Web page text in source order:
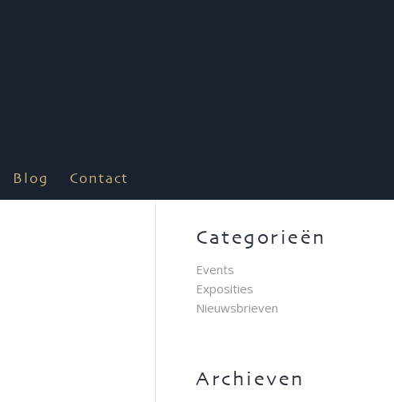
Blog Contact
Categorieën
Events
Exposities
Nieuwsbrieven
Archieven